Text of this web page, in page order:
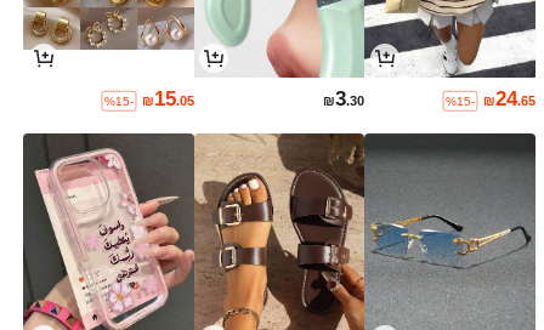
₪24.65
%15-
₪3.30
₪15.05
%15-